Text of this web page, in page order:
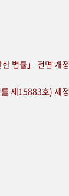
법률」 전면 개정
제15883호) 제정